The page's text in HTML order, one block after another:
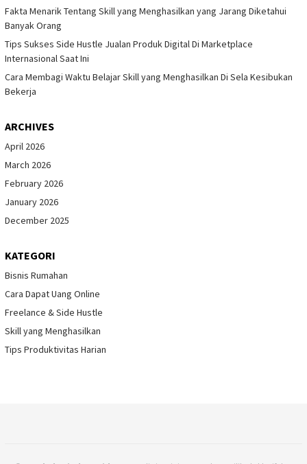
Fakta Menarik Tentang Skill yang Menghasilkan yang Jarang Diketahui
Banyak Orang
Tips Sukses Side Hustle Jualan Produk Digital Di Marketplace
Internasional Saat Ini
Cara Membagi Waktu Belajar Skill yang Menghasilkan Di Sela Kesibukan
Bekerja
ARCHIVES
April 2026
March 2026
February 2026
January 2026
December 2025
KATEGORI
Bisnis Rumahan
Cara Dapat Uang Online
Freelance & Side Hustle
Skill yang Menghasilkan
Tips Produktivitas Harian